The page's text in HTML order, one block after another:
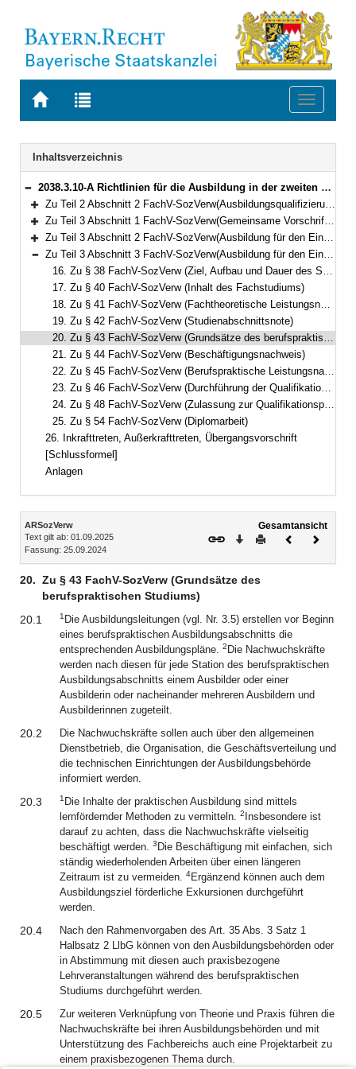
Zur
BAYERN.RECHT
Zur
letzten
Suche
Toggle
Navigation
Inhaltsverzeichnis
Bereich reduzieren
2038.3.10-A Richtlinien für die Ausbildung in der zweiten und dritten Qualifikationsebene der Fachlaufbahn Verwaltung und Finanzen, Fachlicher Schwerpunkt Sozialverwaltung (ARSozVerw) Bekanntmachung des Bayerischen Staatsministeriums für Familie, Arbeit und Soziales vom 25. September 2024, Az. A5/0601-1/11 (BayMBl. Nr. 494 )
Bereich erweitern
Zu Teil 2 Abschnitt 2 FachV-SozVerw(Ausbildungsqualifizierung für die Ämter ab der dritten Qualifikationsebene)
Bereich erweitern
Zu Teil 3 Abschnitt 1 FachV-SozVerw(Gemeinsame Vorschriften)
Bereich erweitern
Zu Teil 3 Abschnitt 2 FachV-SozVerw(Ausbildung für den Einstieg in der zweiten Qualifikationsebene)
Bereich reduzieren
Zu Teil 3 Abschnitt 3 FachV-SozVerw(Ausbildung für den Einstieg in der dritten Qualifikationsebene)
16. Zu § 38 FachV-SozVerw (Ziel, Aufbau und Dauer des Studiums)
17. Zu § 40 FachV-SozVerw (Inhalt des Fachstudiums)
18. Zu § 41 FachV-SozVerw (Fachtheoretische Leistungsnachweise)
19. Zu § 42 FachV-SozVerw (Studienabschnittsnote)
20. Zu § 43 FachV-SozVerw (Grundsätze des berufspraktischen Studiums)
21. Zu § 44 FachV-SozVerw (Beschäftigungsnachweis)
22. Zu § 45 FachV-SozVerw (Berufspraktische Leistungsnachweise)
23. Zu § 46 FachV-SozVerw (Durchführung der Qualifikationsprüfung)
24. Zu § 48 FachV-SozVerw (Zulassung zur Qualifikationsprüfung)
25. Zu § 54 FachV-SozVerw (Diplomarbeit)
26. Inkrafttreten, Außerkrafttreten, Übergangsvorschrift
[Schlussformel]
Anlagen
Inhalt
ARSozVerw
Text gilt ab: 01.09.2025
Fassung: 25.09.2024
Gesamtansicht
Download
DruckenVorheriges
20. Zu § 43 FachV-SozVerw (Grundsätze des
berufspraktischen Studiums)
20.1
1 Die Ausbildungsleitungen (vgl. Nr. 3.5) erstellen vor Beginn
eines berufspraktischen Ausbildungsabschnitts die
entsprechenden Ausbildungspläne. 2 Die Nachwuchskräfte
werden nach diesen für jede Station des berufspraktischen
Ausbildungsabschnitts einem Ausbilder oder einer
Ausbilderin oder nacheinander mehreren Ausbildern und
Ausbilderinnen zugeteilt.
20.2
Die Nachwuchskräfte sollen auch über den allgemeinen
Dienstbetrieb, die Organisation, die Geschäftsverteilung und
die technischen Einrichtungen der Ausbildungsbehörde
informiert werden.
20.3 1 Die Inhalte der praktischen Ausbildung sind mittels
lernfördernder Methoden zu vermitteln. 2 Insbesondere ist
darauf zu achten, dass die Nachwuchskräfte vielseitig
beschäftigt werden. 3 Die Beschäftigung mit einfachen, sich
ständig wiederholenden Arbeiten über einen längeren
Zeitraum ist zu vermeiden. 4Ergänzend können auch dem
Ausbildungsziel förderliche Exkursionen durchgeführt
werden.
20.4
Nach den Rahmenvorgaben des Art. 35 Abs. 3 Satz 1
Halbsatz 2 LlbG können von den Ausbildungsbehörden oder
in Abstimmung mit diesen auch praxisbezogene
Lehrveranstaltungen während des berufspraktischen
Studiums durchgeführt werden.
20.5
Zur weiteren Verknüpfung von Theorie und Praxis führen die
Nachwuchskräfte bei ihren Ausbildungsbehörden und mit
Unterstützung des Fachbereichs auch eine Projektarbeit zu
einem praxisbezogenen Thema durch.